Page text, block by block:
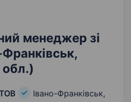
менеджер зі
обл.)
Івано-Франківськ,